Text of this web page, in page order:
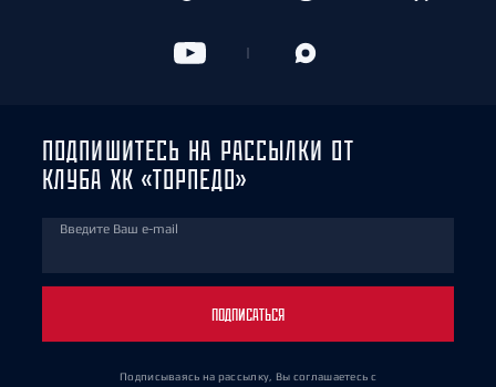
ПОДПИШИТЕСЬ НА РАССЫЛКИ ОТ
КЛУБА ХК «ТОРПЕДО»
Введите Ваш e-mail
ПОДПИСАТЬСЯ
Подписываясь на рассылку, Вы соглашаетесь с